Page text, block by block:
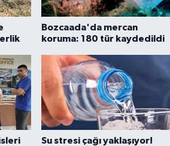
Bozcaada'da mercan
koruma: 180 tür kaydedildi
Su stresi çağı yaklaşıyor!